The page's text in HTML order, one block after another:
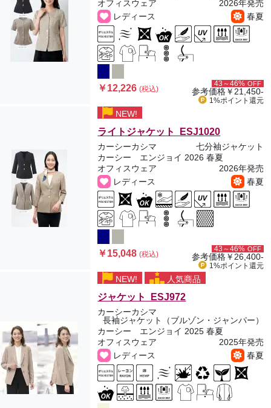
オフィスウェア
2026年発売
レディース
春夏
￥12,226(税込)
43～46% OFF
参考価格￥21,450-
1%ポイント 還元
NEW!
ライトジャケット ESJ1020
カーシーカシマ
七分袖ジャケット
カーシー エンジョイ 2026 春夏
オフィスウェア
2026年発売
レディース
春夏
￥15,048(税込)
43～46% OFF
参考価格￥26,400-
1%ポイント 還元
NEW! 人気商品
ジャケット ESJ972
カーシーカシマ
長袖ジャケット（ブルゾン・ジャンパー）
カーシー エンジョイ 2025 春夏
オフィスウェア
2025年発売
レディース
春夏